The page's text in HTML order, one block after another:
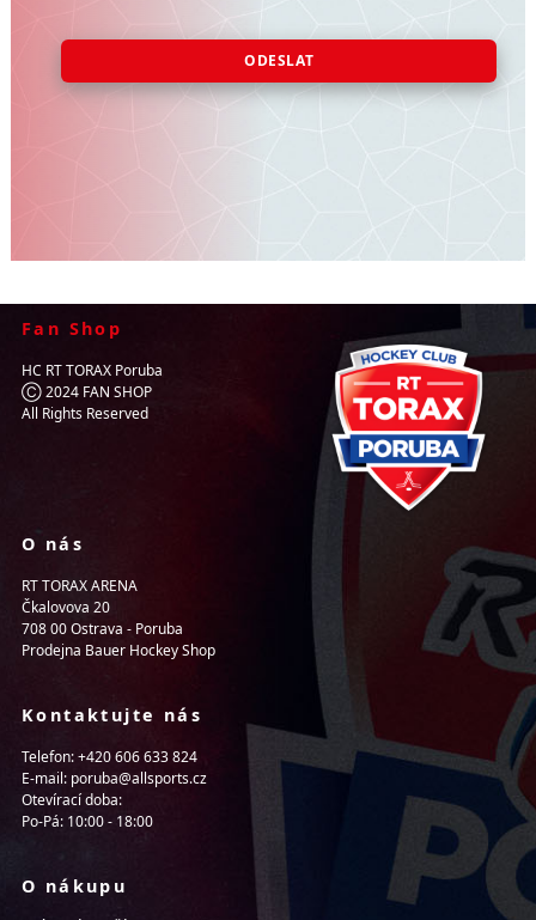
ODESLAT
Fan Shop
HC RT TORAX Poruba
Ⓒ 2024 FAN SHOP
All Rights Reserved
O nás
RT TORAX ARENA
Čkalovova 20
708 00 Ostrava - Poruba
Prodejna Bauer Hockey Shop
Kontaktujte nás
Telefon: +420 606 633 824
E-mail: poruba@allsports.cz
Otevírací doba:
Po-Pá: 10:00 - 18:00
O nákupu